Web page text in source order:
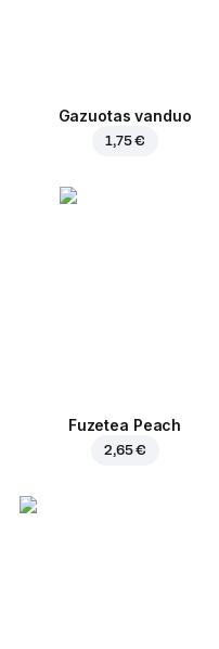
Gazuotas vanduo
1,75 €
Fuzetea Peach
2,65 €